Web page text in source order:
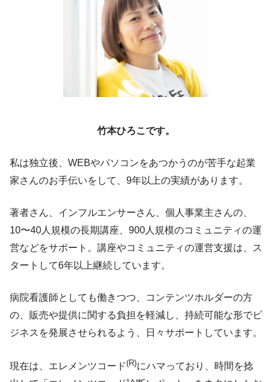
竹本ひろこです。
私は独立後、WEBやパソコンをあつかうのが苦手な起業
家さんのお手伝いをして、9年以上の実績があります。
著者さん、インフルエンサーさん、個人事業主さんの、
10〜40人規模の長期講座、900人規模のコミュニティの運
営などをサポート。講座やコミュニティの運営支援は、ス
タートして6年以上継続しています。
病院看護師としても働きつつ、コンテンツホルダーの方
の、販売や提供に関する負担を軽減し、持続可能な形でビ
ジネスを発展させられるよう、日々サポートしています。
現在は、エレメンツコード(R)にハマっており、時間を捻